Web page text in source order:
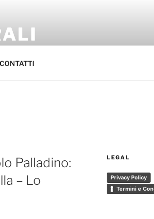
CONTATTI
Palladino:
– Lo
LEGAL
Privacy Policy
Termini e